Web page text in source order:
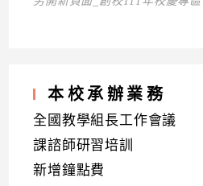
本校承辦業務
全國教學組長工作會議
課諮師研習培訓
新增鐘點費